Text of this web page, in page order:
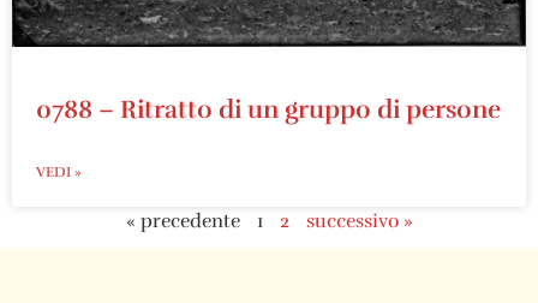
0788 – Ritratto di un gruppo di persone
VEDI »
« precedente 1 2 successivo »